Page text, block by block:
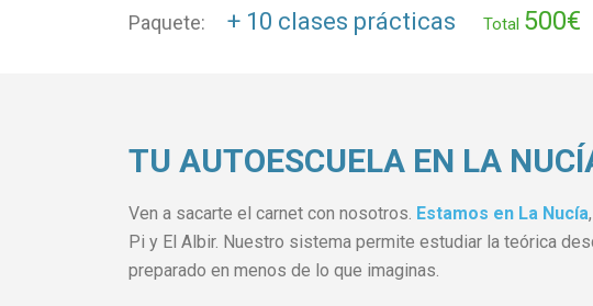
Paquete: + 10 clases prácticas Total 500€
TU AUTOESCUELA EN LA
Ven a sacarte el carnet con nosotros. Estamos en La Nucía
Pi y El Albir. Nuestro sistema permite estudiar la teórica
preparado en menos de lo que imaginas.